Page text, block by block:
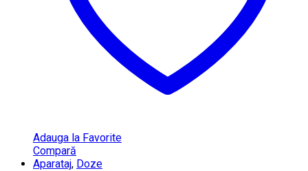
Adauga la Favorite
Compară
Aparataj, Doze